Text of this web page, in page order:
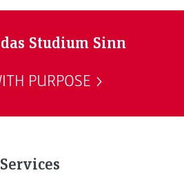
Studium Sinn
PURPOSE
Services